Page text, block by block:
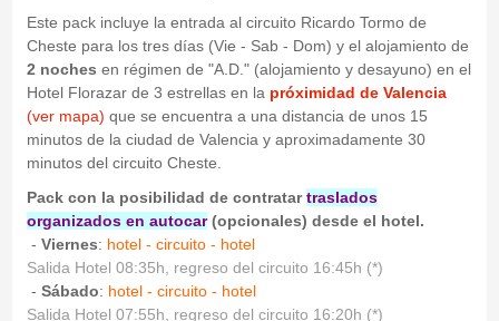
Este pack incluye la entrada al circuito Ricardo Tormo de
Cheste para los tres días (Vie - Sab - Dom) y el alojamiento de
2 noches en régimen de "A.D." (alojamiento y desayuno) en el
Hotel Florazar de 3 estrellas en la próximidad de Valencia
(ver mapa) que se encuentra a una distancia de unos 15
minutos de la ciudad de Valencia y aproximadamente 30
minutos del circuito Cheste.
Pack con la posibilidad de contratar traslados
organizados en autocar(opcionales) desde el hotel.
- Viernes: hotel - circuito - hotel
Salida Hotel 08:35h, regreso del circuito 16:45h (*)
- Sábado: hotel - circuito - hotel
Salida Hotel 07:55h, regreso del circuito 16:20h (*)